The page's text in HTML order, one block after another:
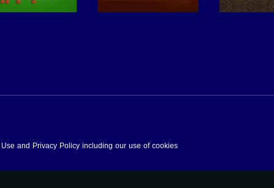
and Privacy Policy including our use of cookies